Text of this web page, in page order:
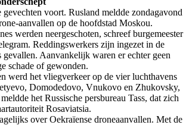
gevechten voort. Rusland meldde zondagavond
aanvallen op de hoofdstad Moskou.
werden neergeschoten, schreef burgemeester
Reddingswerkers zijn ingezet in de
gevallen. Aanvankelijk waren er echter geen
schade of gewonden.
werd het vliegverkeer op de vier luchthavens
Domodedovo, Vnukovo en Zhukovsky,
het Russische persbureau Tass, dat zich
Rosaviatsia.
over Oekraïense droneaanvallen. Met de